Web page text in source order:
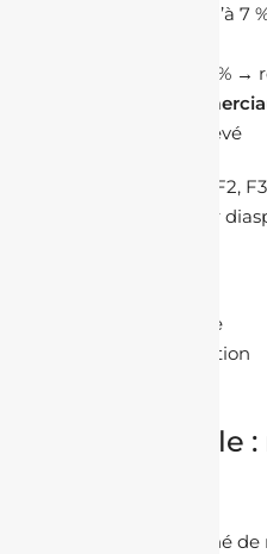
jusqu’à 7
4 % à 5 %
Locaux
rendement élevé
Les appartements (F2,
pour un investisseur
forte demande
facilité de location
Analyse réelle
Alger reste le marché